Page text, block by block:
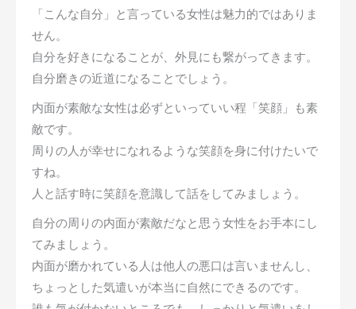
「こんな自分」と言っている女性は魅力的ではありま
せん。
自分を好きになることが、外見にも繋がってきます。
自分磨きの近道になることでしょう。
内面が素敵な女性は必ずといっていい程「笑顔」も素
敵です。
周りの人が幸せになれるような笑顔を身に付けたいで
すね。
人と話す時に笑顔を意識して話をしてみましょう。
自分の周りの内面が素敵だなと思う女性をお手本にし
てみましょう。
内面が磨かれている人は他人の悪口は言いませんし、
ちょっとした気遣いが本当に自然にできるのです。